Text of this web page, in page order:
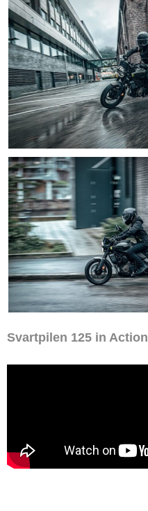
Svartpilen 125 in Action